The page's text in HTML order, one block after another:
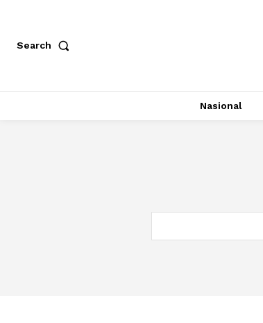
Search
Nasional